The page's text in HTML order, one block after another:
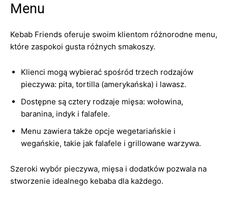
Menu
Kebab Friends oferuje swoim klientom różnorodne menu,
które zaspokoi gusta różnych smakoszy.
Klienci mogą wybierać spośród trzech rodzajów
pieczywa: pita, tortilla (amerykańska) i lawasz.
Dostępne są cztery rodzaje mięsa: wołowina,
baranina, indyk i falafele.
Menu zawiera także opcje wegetariańskie i
wegańskie, takie jak falafele i grillowane warzywa.
Szeroki wybór pieczywa, mięsa i dodatków pozwala na
stworzenie idealnego kebaba dla każdego.